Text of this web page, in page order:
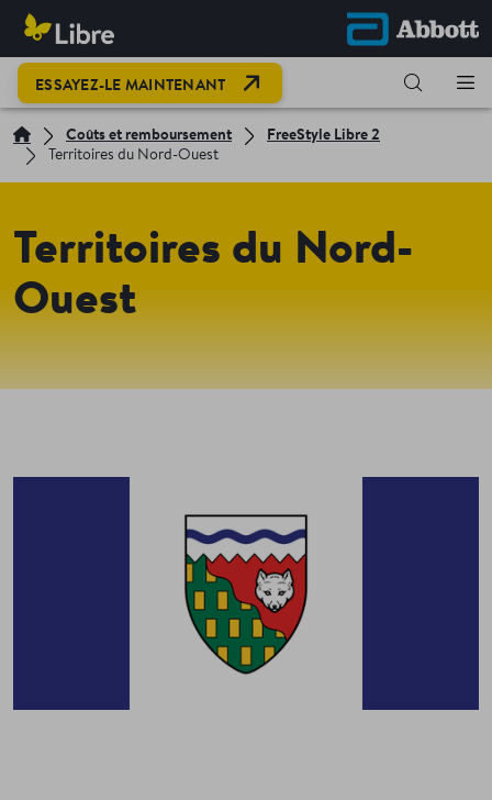
ESSAYEZ-LE MAINTENANT OPEN LINK IN NEW TAB
Coûts et remboursement
FreeStyle Libre 2
Territoires du Nord-Ouest
Territoires du Nord-
Ouest